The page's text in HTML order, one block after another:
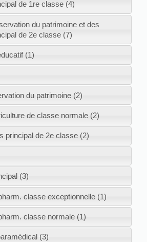
de 1re classe (4)
du patrimoine et des
de 2e classe (7)
(1)
du patrimoine (2)
de classe normale (2)
principal de 2e classe (2)
(3)
classe exceptionnelle (1)
classe normale (1)
(3)